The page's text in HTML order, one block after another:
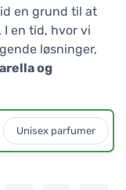
en grund til at
en tid, hvor vi
løsninger,
og
Unisex parfumer